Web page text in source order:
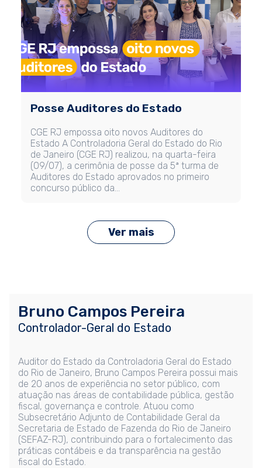
Posse Auditores do Estado
CGE RJ empossa oito novos Auditores do
Estado A Controladoria Geral do Estado do Rio
de Janeiro (CGE RJ) realizou, na quarta-feira
(09/07), a cerimônia de posse da 5ª turma de
Auditores do Estado aprovados no primeiro
concurso público da…
Ver mais
Bruno Campos Pereira
Controlador-Geral do Estado
Auditor do Estado da Controladoria Geral do Estado
do Rio de Janeiro, Bruno Campos Pereira possui mais
de 20 anos de experiência no setor público, com
atuação nas áreas de contabilidade pública, gestão
fiscal, governança e controle. Atuou como
Subsecretário Adjunto de Contabilidade Geral da
Secretaria de Estado de Fazenda do Rio de Janeiro
(SEFAZ-RJ), contribuindo para o fortalecimento das
práticas contábeis e da transparência na gestão
fiscal do Estado.